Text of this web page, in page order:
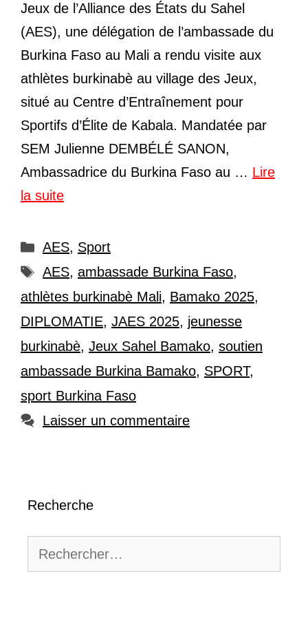
Jeux de l’Alliance des États du Sahel
(AES), une délégation de l’ambassade du
Burkina Faso au Mali a rendu visite aux
athlètes burkinabè au village des Jeux,
situé au Centre d’Entraînement pour
Sportifs d’Élite de Kabala. Mandatée par
SEM Julienne DEMBÉLÉ SANON,
Ambassadrice du Burkina Faso au … Lire
la suite
Catégories
AES, Sport
Étiquettes
AES, ambassade Burkina Faso,
athlètes burkinabè Mali, Bamako 2025,
DIPLOMATIE, JAES 2025, jeunesse
burkinabè, Jeux Sahel Bamako, soutien
ambassade Burkina Bamako, SPORT,
sport Burkina Faso
Laisser un commentaire
Recherche